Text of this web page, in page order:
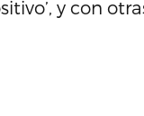
y con